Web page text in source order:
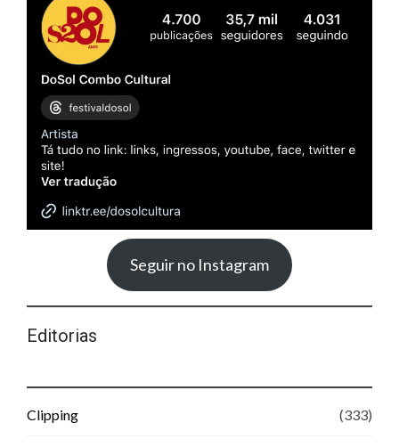
Seguir no Instagram
Editorias
Clipping (333)